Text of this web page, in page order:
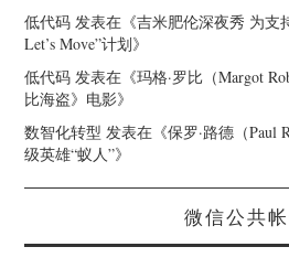
低代码 发表在《吉米肥伦深夜秀 为支
Let’s Move”计划》
低代码 发表在《玛格·罗比（Margot
比海盗》电影》
数智化转型 发表在《保罗·路德（Paul
级英雄“蚁人”》
微信公共